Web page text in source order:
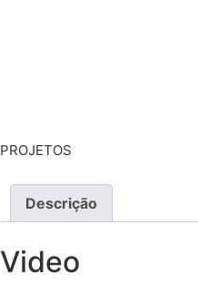
PROJETOS
Descrição
Video